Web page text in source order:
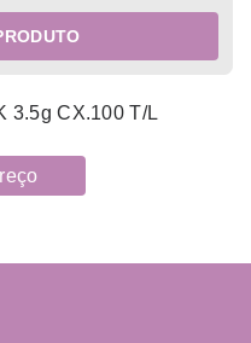
3.5g CX.100 T/L